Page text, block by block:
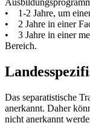
• 1-2 Jahre, um
• 2 Jahre in einer
• 3 Jahre in einer
Bereich.
Das separatistische
anerkannt. Daher
nicht anerkannt